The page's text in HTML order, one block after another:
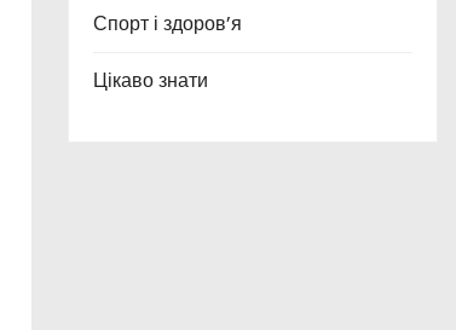
Спорт і здоров’я
Цікаво знати